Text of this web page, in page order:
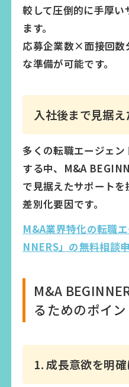
較して圧倒的に手厚
ます。
応募企業数×面接回数
な準備が可能です。
入社後まで見据
多くの転職エージェ
する中、M&A
で見据えたサポート
差別化要因です。
M&A業界特化の転職
NNERS」の無料相談
M&A
るためのポイン
1. 成長意欲を明